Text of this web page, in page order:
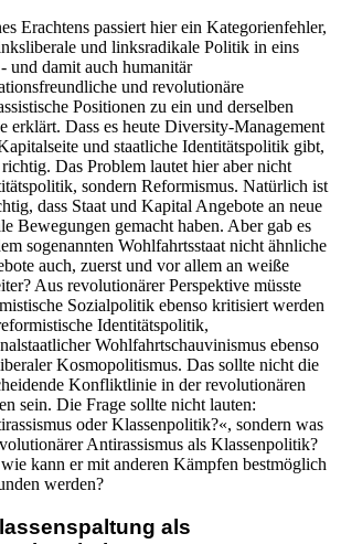
Erachtens passiert hier ein Kategorienfehler,
und linksradikale Politik in eins
und damit auch humanitär
und revolutionäre
Positionen zu ein und derselben
erklärt. Dass es heute Diversity-Management
und staatliche Identitätspolitik gibt,
Das Problem lautet hier aber nicht
sondern Reformismus. Natürlich ist
dass Staat und Kapital Angebote an neue
Bewegungen gemacht haben. Aber gab es
sogenannten Wohlfahrtsstaat nicht ähnliche
auch, zuerst und vor allem an weiße
Aus revolutionärer Perspektive müsste
Sozialpolitik ebenso kritisiert werden
Identitätspolitik,
Wohlfahrtschauvinismus ebenso
Kosmopolitismus. Das sollte nicht die
Konfliktlinie in der revolutionären
sein. Die Frage sollte nicht lauten:
oder Klassenpolitik?«, sondern was
Antirassismus als Klassenpolitik?
kann er mit anderen Kämpfen bestmöglich
werden?
als